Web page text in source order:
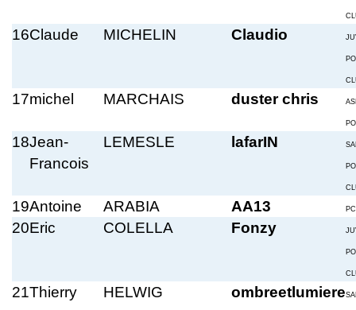
16Claude MICHELIN Claudio
17michel MARCHAIS duster chris
18Jean-
Francois
LEMESLE lafarIN
19Antoine ARABIA AA13
20Eric COLELLA Fonzy
21Thierry HELWIG ombreetlumiere